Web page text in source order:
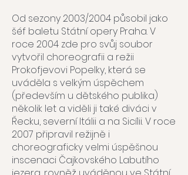
Od sezony 2003/2004 působil jako
šéf baletu Státní opery Praha. V
roce 2004 zde pro svůj soubor
vytvořil choreografii a režii
Prokofjevovi Popelky, která se
uváděla s velkým úspěchem
(především u dětského publika)
několik let a viděli ji také diváci v
Řecku, severní Itálii a na Sicílii. V roce
2007 připravil režijně i
choreograficky velmi úspěšnou
inscenaci Čajkovského Labutího